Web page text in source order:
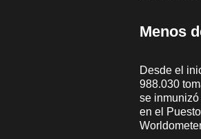
Menos
Desde el
988.030
se
en el